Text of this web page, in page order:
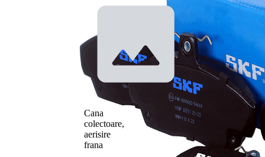
indicator
uzura
nu pt.
avertizare
uzură
pregătit
Placuta de
cu
muchie
tesita
Sistem de
frânare
TRW
Numar
WVA
Cana
colectoare,
aerisire
frana